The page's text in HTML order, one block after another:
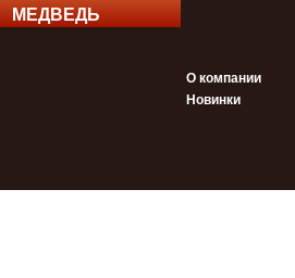
МЕДВЕДЬ
О компании
Новинки